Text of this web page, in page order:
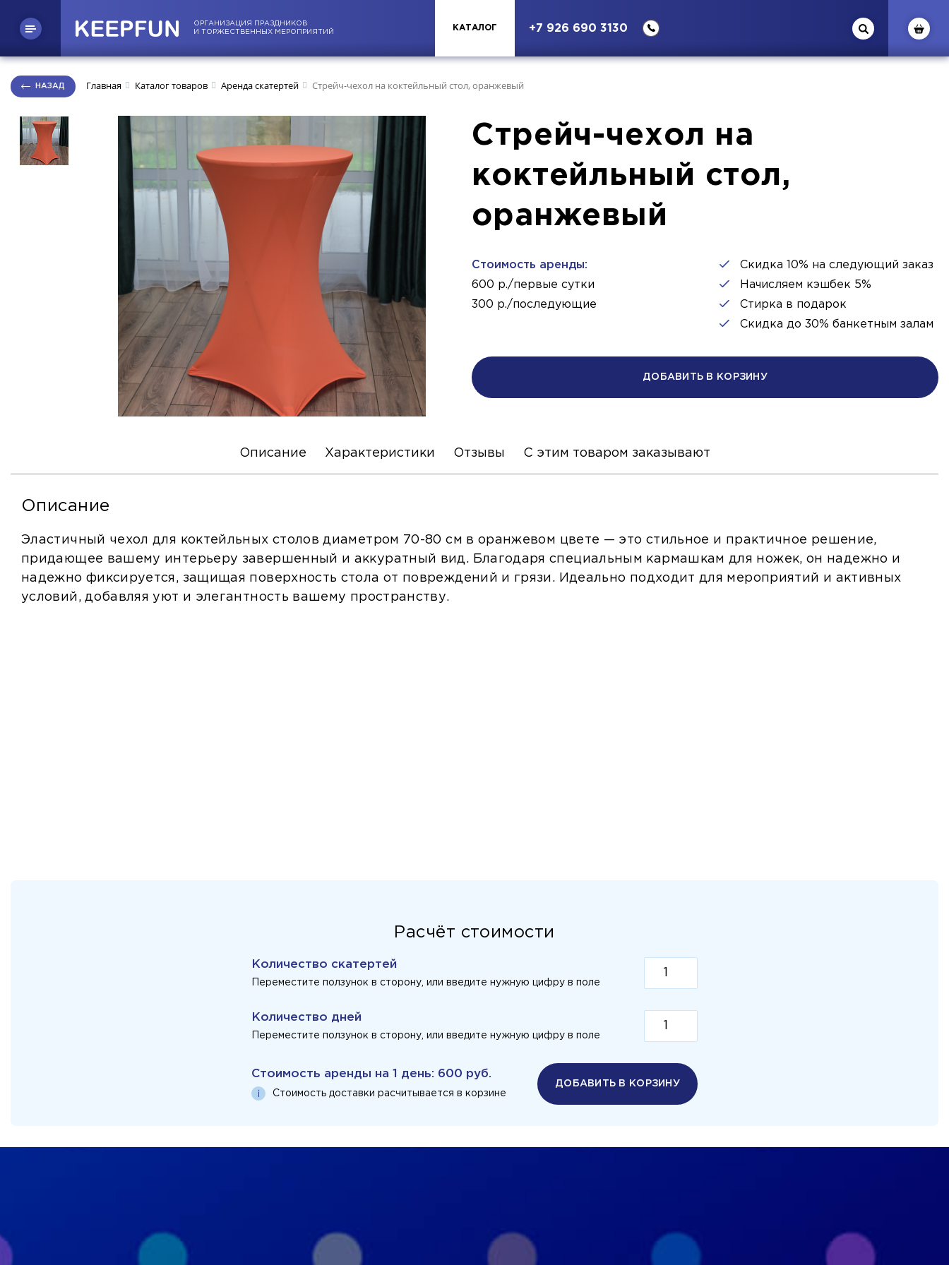
ОРГАНИЗАЦИЯ ПРАЗДНИКОВ
И ТОРЖЕСТВЕННЫХ МЕРОПРИЯТИЙ
КАТАЛОГ +7 926 690 3130
НАЗАД Главная Каталог товаров Аренда скатертей Стрейч-чехол на коктейльный стол, оранжевый
Стрейч-чехол на
коктейльный стол,
оранжевый
Стоимость аренды:
600 р./первые сутки
300 р./последующие
Скидка 10% на следующий заказ
Начисляем кэшбек 5%
Стирка в подарок
Скидка до 30% банкетным залам
ДОБАВИТЬ В КОРЗИНУ
Описание Характеристики Отзывы С этим товаром заказывают
Описание
Эластичный чехол для коктейльных столов диаметром 70-80 см в оранжевом цвете — это стильное и практичное решение,
придающее вашему интерьеру завершенный и аккуратный вид. Благодаря специальным кармашкам для ножек, он надежно и
надежно фиксируется, защищая поверхность стола от повреждений и грязи. Идеально подходит для мероприятий и активных
условий, добавляя уют и элегантность вашему пространству.
Расчёт стоимости
Количество скатертей
Переместите ползунок в сторону, или введите нужную цифру в поле
Количество дней
Переместите ползунок в сторону, или введите нужную цифру в поле
Стоимость аренды на 1 день: 600 руб.
Стоимость доставки расчитывается в корзине
ДОБАВИТЬ В КОРЗИНУ